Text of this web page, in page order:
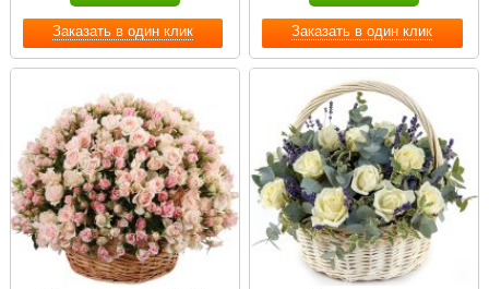
Заказать в один клик Заказать в один клик